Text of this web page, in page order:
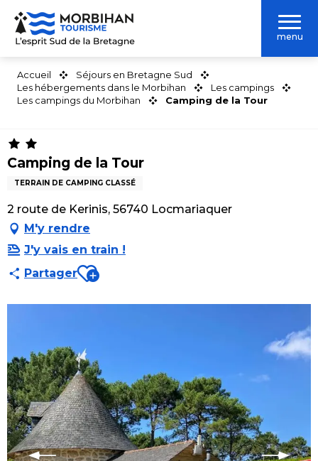
Aller
contenu
menu
Accueil
Séjours en Bretagne Sud
Les hébergements dans le Morbihan
Les campings
Les campings du Morbihan
Camping de la Tour
Camping de la Tour
TERRAIN DE CAMPING CLASSÉ
2 route de Kerinis, 56740 Locmariaquer
M'y rendre
J'y vais en train !
PartagerAjouter aux favoris